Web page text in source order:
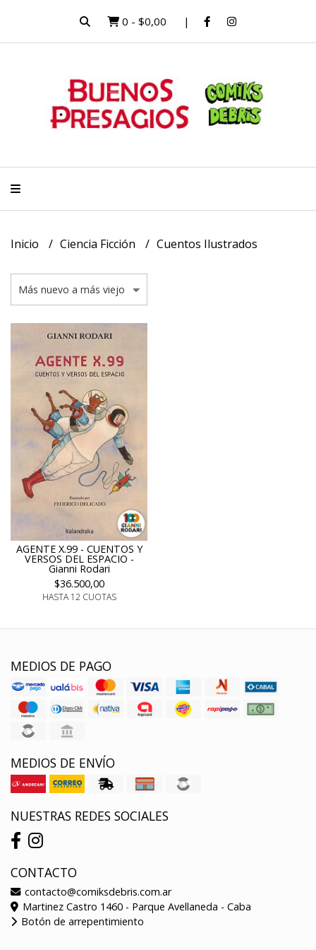
0 - $0,00
Inicio Ciencia Ficción Cuentos Ilustrados
AGENTE X.99 - CUENTOS Y
VERSOS DEL ESPACIO -
Gianni Rodari
$36.500,00
HASTA 12 CUOTAS
MEDIOS DE PAGO
MEDIOS DE ENVÍO
NUESTRAS REDES SOCIALES
CONTACTO
contacto@comiksdebris.com.ar
Martinez Castro 1460 - Parque Avellaneda - Caba
Botón de arrepentimiento